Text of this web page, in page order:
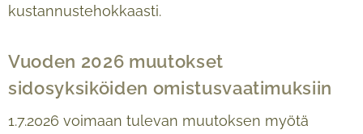
kustannustehokkaasti.
Vuoden 2026 muutokset
sidosyksiköiden omistusvaatimuksiin
1.7.2026 voimaan tulevan muutoksen myötä